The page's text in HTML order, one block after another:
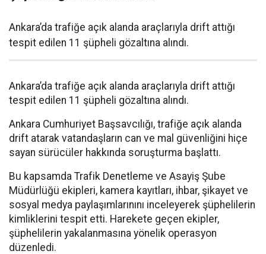
Ankara’da trafiğe açık alanda araçlarıyla drift attığı
tespit edilen 11 şüpheli gözaltına alındı.
Ankara’da trafiğe açık alanda araçlarıyla drift attığı
tespit edilen 11 şüpheli gözaltına alındı.
Ankara Cumhuriyet Başsavcılığı, trafiğe açık alanda
drift atarak vatandaşların can ve mal güvenliğini hiçe
sayan sürücüler hakkında soruşturma başlattı.
Bu kapsamda Trafik Denetleme ve Asayiş Şube
Müdürlüğü ekipleri, kamera kayıtları, ihbar, şikayet ve
sosyal medya paylaşımlarınını inceleyerek şüphelilerin
kimliklerini tespit etti. Harekete geçen ekipler,
şüphelilerin yakalanmasına yönelik operasyon
düzenledi.